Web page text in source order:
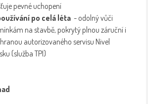
pevné uchopení
po celá léta - odolný vůči
na stavbě, pokrytý plnou záruční i
autorizovaného servisu Nivel
(služba TPI)